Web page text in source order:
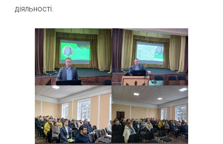
діяльності.